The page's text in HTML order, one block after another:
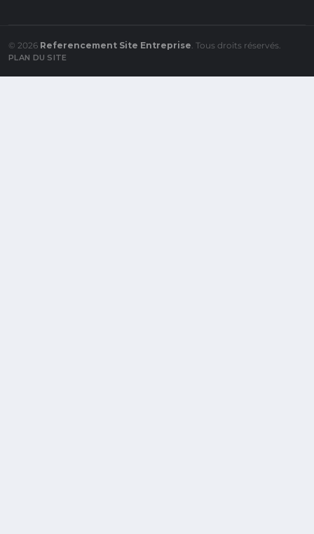
© 2026 Referencement Site Entreprise. Tous droits réservés.
PLAN DU SITE